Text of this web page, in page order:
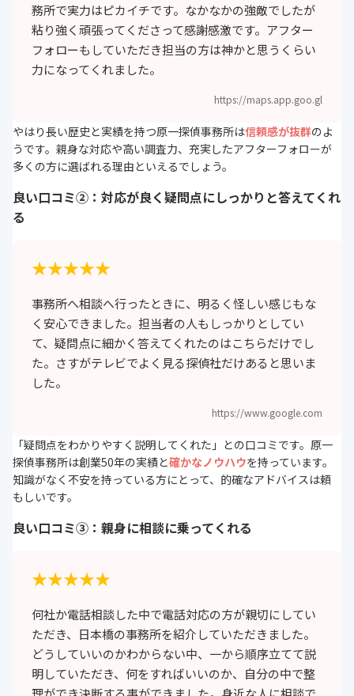
務所で実力はピカイチです。なかなかの強敵でしたが
粘り強く頑張ってくださって感謝感激です。アフター
フォローもしていただき担当の方は神かと思うくらい
力になってくれました。
https://maps.app.goo.gl
やはり長い歴史と実績を持つ原一探偵事務所は信頼感が抜群のよ
うです。親身な対応や高い調査力、充実したアフターフォローが
多くの方に選ばれる理由といえるでしょう。
良い口コミ②：対応が良く疑問点にしっかりと答えてくれ
る
★★★★★
事務所へ相談へ行ったときに、明るく怪しい感じもな
く安心できました。担当者の人もしっかりとしてい
て、疑問点に細かく答えてくれたのはこちらだけでし
た。さすがテレビでよく見る探偵社だけあると思いま
した。
https://www.google.com
「疑問点をわかりやすく説明してくれた」との口コミです。原一
探偵事務所は創業50年の実績と確かなノウハウを持っています。
知識がなく不安を持っている方にとって、的確なアドバイスは頼
もしいです。
良い口コミ③：親身に相談に乗ってくれる
★★★★★
何社か電話相談した中で電話対応の方が親切にしてい
ただき、日本橋の事務所を紹介していただきました。
どうしていいのかわからない中、一から順序立てて説
明していただき、何をすればいいのか、自分の中で整